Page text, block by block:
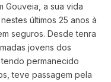
Gouveia, a sua vida
últimos 25 anos à
seguros. Desde tenra
jovens dos
permanecido
teve passagem pela